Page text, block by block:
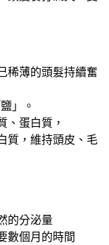
薄的頭髮持續奮
」。
蛋白質，
，維持頭皮、毛
的分泌量
個月的時間